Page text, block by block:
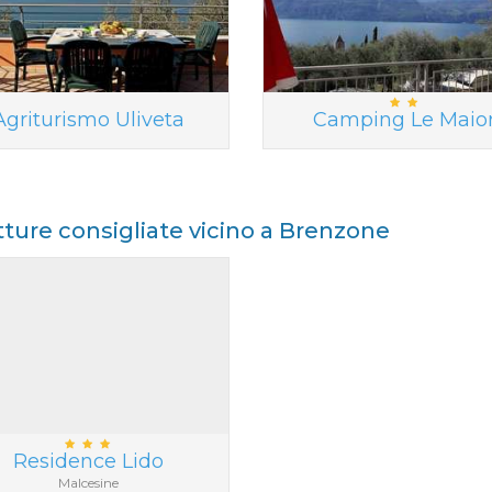
Uliveta Camping Le
consigliate vicino a Brenzone
Residence Lido
Malcesine